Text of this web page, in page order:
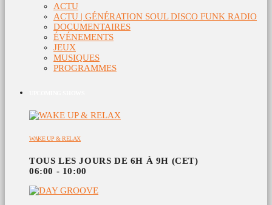
ACTU
ACTU | GÉNÉRATION SOUL DISCO FUNK RADIO
DOCUMENTAIRES
ÉVÉNEMENTS
JEUX
MUSIQUES
PROGRAMMES
WAKE UP & RELAX
TOUS LES JOURS DE 6H À 9H (CET)
06:00 - 10:00